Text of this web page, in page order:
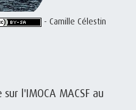
- Camille Célestin
l'IMOCA MACSF au